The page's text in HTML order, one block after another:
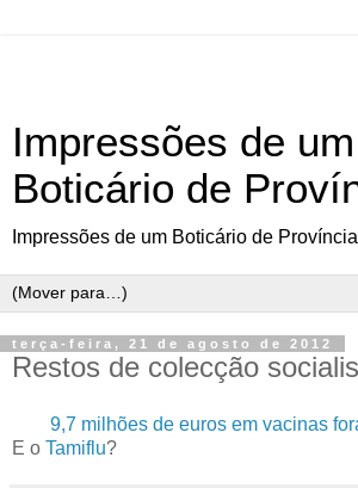
Impressões de um
Boticário de
Impressões de um Boticário de Província
terça-feira, 21 de agosto de 2012
Restos de colecção
9,7 milhões de euros em vacinas
E o Tamiflu?